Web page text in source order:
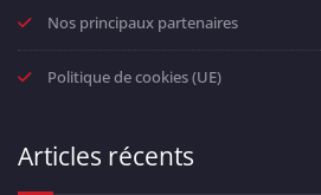
Nos principaux partenaires
Politique de cookies (UE)
Articles récents